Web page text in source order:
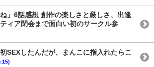
ね」6話感想 創作の楽しさと厳しさ、出逢
ィア閉会まで面白い初のサークル参
SEXしたんだが、まんこに指入れたらこ